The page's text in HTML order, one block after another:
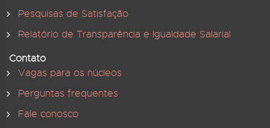
Pesquisas de Satisfação
Relatório de Transparência e Igualdade Salarial
Contato
Vagas para os núcleos
Perguntas frequentes
Fale conosco